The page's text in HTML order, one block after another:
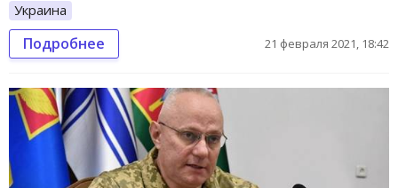
Украина
Подробнее 21 февраля 2021, 18:42